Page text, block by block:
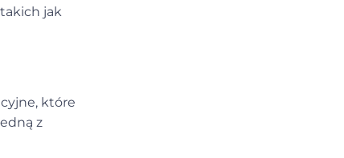
jak
które
z